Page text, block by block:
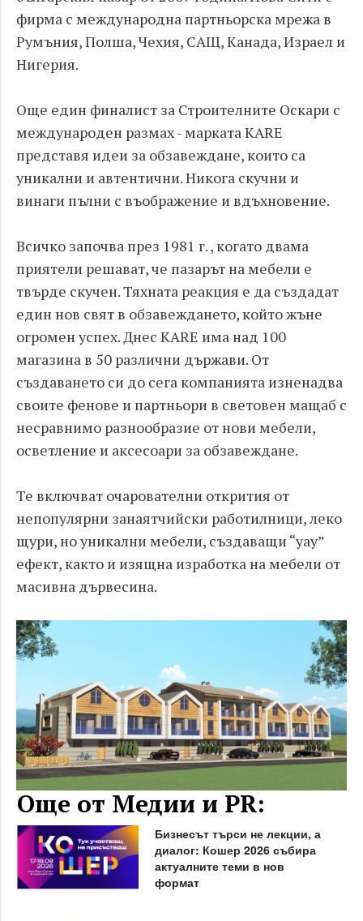
фирма с международна партньорска мрежа в
Румъния, Полша, Чехия, САЩ, Канада, Израел и
Нигерия.
Още един финалист за Строителните Оскари с
международен размах - марката KARE
представя идеи за обзавеждане, които са
уникални и автентични. Никога скучни и
винаги пълни с въображение и вдъхновение.
Всичко започва през 1981 г. , когато двама
приятели решават, че пазарът на мебели е
твърде скучен. Тяхната реакция е да създадат
един нов свят в обзавеждането, който жъне
огромен успех. Днес KARE има над 100
магазина в 50 различни държави. От
създаването си до сега компанията изненадва
своите фенове и партньори в световен мащаб с
несравнимо разнообразие от нови мебели,
осветление и аксесоари за обзавеждане.
Те включват очарователни открития от
непопулярни занаятчийски работилници, леко
щури, но уникални мебели, създаващи “уау”
ефект, както и изящна изработка на мебели от
масивна дървесина.
Още от Медии и PR:
Бизнесът търси не лекции, а
диалог: Кошер 2026 събира
актуалните теми в нов
формат